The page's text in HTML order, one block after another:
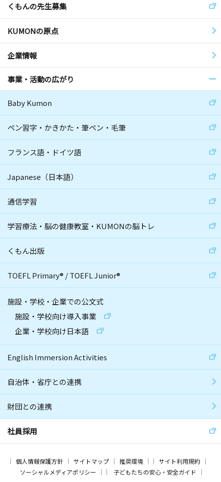
くもんの先生募集
KUMONの原点
企業情報
事業・活動の広がり
Baby Kumon
ペン習字・かきかた・筆ペン・毛筆
フランス語・ドイツ語
Japanese（日本語）
通信学習
学習療法・脳の健康教室・KUMONの脳トレ
くもん出版
TOEFL Primary® /TOEFL Junior®
施設・学校・企業での公文式
施設・学校向け導入事業
企業・学校向け日本語
English Immersion Activities
自治体・省庁との連携
財団との連携
社員採用
個人情報保護方針 サイトマップ 推奨環境
サイト利用規約
ソーシャルメディアポリシー
子どもたちの安心・安全ガイド